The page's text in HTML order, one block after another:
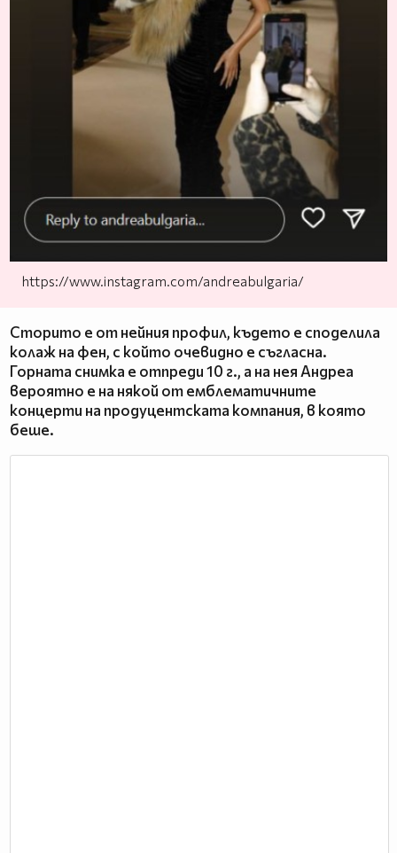
https://www.instagram.com/andreabulgaria/
Сторито е от нейния профил, където е споделила
колаж на фен, с който очевидно е съгласна.
Горната снимка е отпреди 10 г., а на нея Андреа
вероятно е на някой от емблематичните
концерти на продуцентската компания, в която
беше.